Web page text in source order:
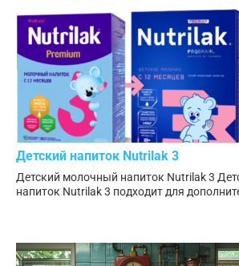
Детский напиток Nutrilak 3
Детский молочный напиток Nutrilak 3
напиток Nutrilak 3 подходит для